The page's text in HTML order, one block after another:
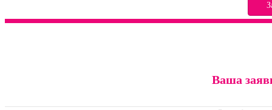
Ваша